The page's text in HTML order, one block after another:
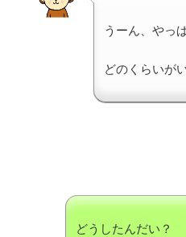
うーん、やっ
どのくらいが
どうしたんだい？